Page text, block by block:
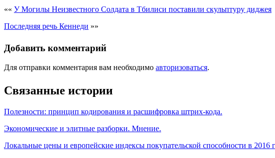
«« У Могилы Неизвестного Солдата в Тбилиси поставили скульптуру диджея
Последняя речь Кеннеди »»
Добавить комментарий
Для отправки комментария вам необходимо авторизоваться.
Связанные истории
Полезности: принцип кодирования и расшифровка штрих-кода.
Экономические и элитные разборки. Мнение.
Локальные цены и европейские индексы покупательской способности в 2016